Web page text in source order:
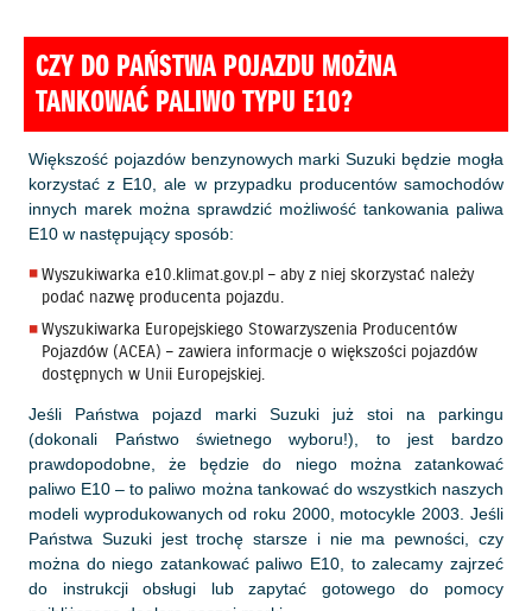
CZY DO PAŃSTWA POJAZDU MOŻNA
TANKOWAĆ PALIWO TYPU E10?
Większość pojazdów benzynowych marki Suzuki będzie mogła
korzystać z E10, ale w przypadku producentów samochodów
innych marek można sprawdzić możliwość tankowania paliwa
E10 w następujący sposób:
Wyszukiwarka e10.klimat.gov.pl – aby z niej skorzystać należy
podać nazwę producenta pojazdu.
Wyszukiwarka Europejskiego Stowarzyszenia Producentów
Pojazdów (ACEA) – zawiera informacje o większości pojazdów
dostępnych w Unii Europejskiej.
Jeśli Państwa pojazd marki Suzuki już stoi na parkingu
(dokonali Państwo świetnego wyboru!), to jest bardzo
prawdopodobne, że będzie do niego można zatankować
paliwo E10 – to paliwo można tankować do wszystkich naszych
modeli wyprodukowanych od roku 2000, motocykle 2003. Jeśli
Państwa Suzuki jest trochę starsze i nie ma pewności, czy
można do niego zatankować paliwo E10, to zalecamy zajrzeć
do instrukcji obsługi lub zapytać gotowego do pomocy